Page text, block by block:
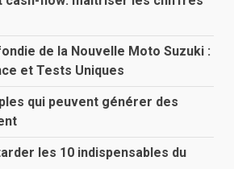
de la Nouvelle Moto Suzuki :
et Tests Uniques
qui peuvent générer des
les 10 indispensables du